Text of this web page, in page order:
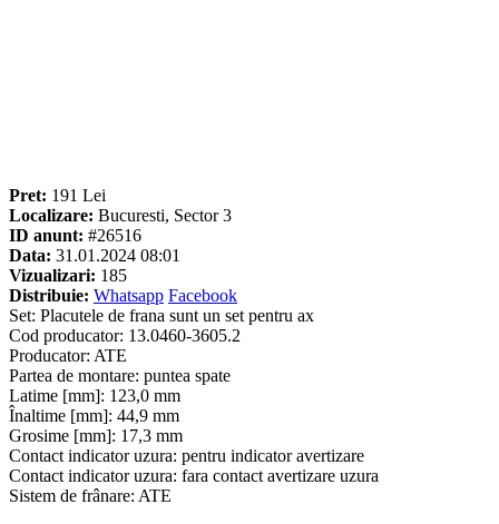
Pret: 191 Lei
Localizare: Bucuresti, Sector 3
ID anunt: #26516
Data: 31.01.2024 08:01
Vizualizari: 185
Distribuie: Whatsapp Facebook
Set: Placutele de frana sunt un set pentru ax
Cod producator: 13.0460-3605.2
Producator: ATE
Partea de montare: puntea spate
Latime [mm]: 123,0 mm
Înaltime [mm]: 44,9 mm
Grosime [mm]: 17,3 mm
Contact indicator uzura: pentru indicator avertizare
Contact indicator uzura: fara contact avertizare uzura
Sistem de frânare: ATE